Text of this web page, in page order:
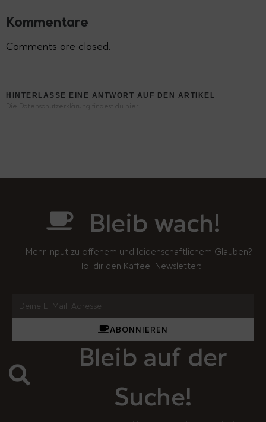
Kommentare
Comments are closed.
HINTERLASSE EINE ANTWORT AUF DEN ARTIKEL
Die Datenschutzerklärung findest du hier.
Bleib wach!
Mehr Input zu offenem und leidenschaftlichem Glauben?
Hol dir den Kaffee-Newsletter:
ABONNIEREN
Bleib auf der
Suche!